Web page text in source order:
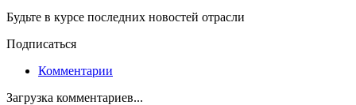
Будьте в курсе последних новостей отрасли
Подписаться
Комментарии
Загрузка комментариев...